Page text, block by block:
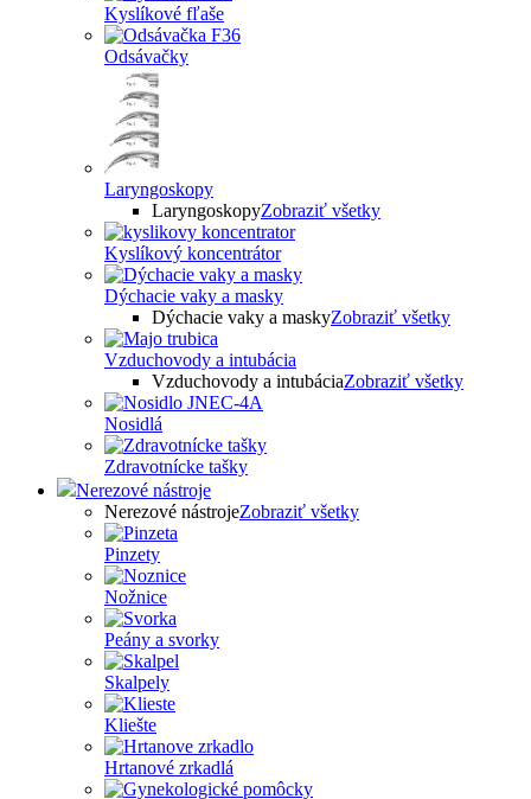
Kyslíkové fľaše
Odsávačky
Laryngoskopy
LaryngoskopyZobraziť všetky
Kyslíkový koncentrátor
Dýchacie vaky a masky
Dýchacie vaky a maskyZobraziť všetky
Vzduchovody a intubácia
Vzduchovody a intubáciaZobraziť všetky
Nosidlá
Zdravotnícke tašky
Nerezové nástroje
Nerezové nástrojeZobraziť všetky
Pinzety
Nožnice
Peány a svorky
Skalpely
Kliešte
Hrtanové zrkadlá